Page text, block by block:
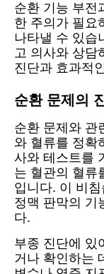
순환 기능 부전
한 주의가 필요
나타낼 수 있습
고 의사와 상담
진단과 효과적
순환 문제의
순환 문제와 관
와 혈류를 정확
사와 테스트를
는 혈관의 혈류
입니다. 이 비
정맥 판막의 기
다.
부종 진단에 있
거나 확인하는